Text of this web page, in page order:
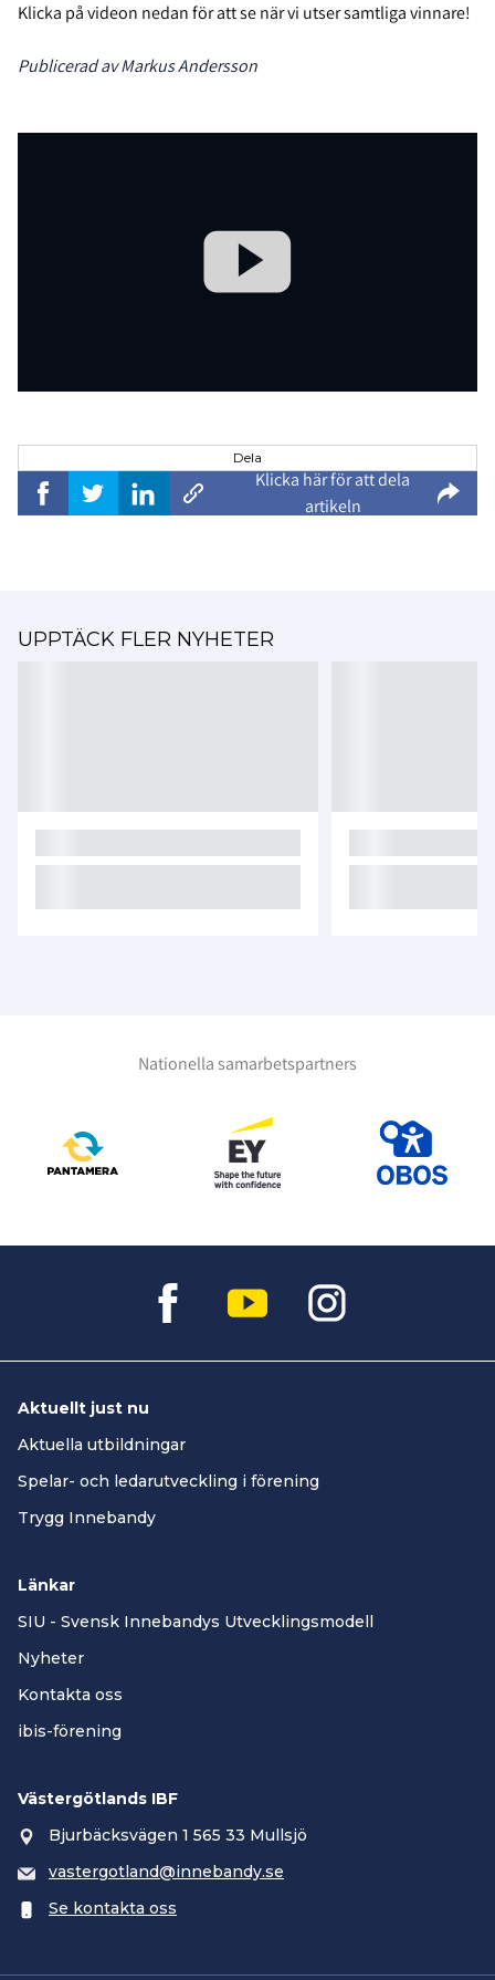
Klicka på videon nedan för att se när vi utser samtliga vinnare!
Publicerad av Markus Andersson
Dela
Klicka här för att dela
artikeln
UPPTÄCK FLER NYHETER
Nationella samarbetspartners
Aktuellt just nu
Aktuella utbildningar
Spelar- och ledarutveckling i förening
Trygg Innebandy
Länkar
SIU - Svensk Innebandys Utvecklingsmodell
Nyheter
Kontakta oss
ibis-förening
Västergötlands IBF
Bjurbäcksvägen 1 565 33 Mullsjö
vastergotland@innebandy.se
Se kontakta oss